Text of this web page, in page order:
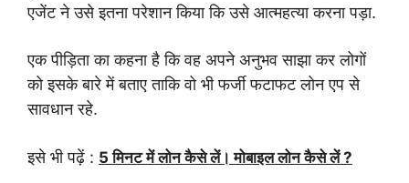
एजेंट नेउसे इतना परेशान किया कि उसे आत्महत्या करना पड़ा.
एक पीड़िता का कहना है कि वह अपने अनुभव साझा कर लोगों
कोइसके बारे में बताए ताकि वो भी फर्जी फटाफट लोन एप से
सावधानरहे.
इसे भी पढ़ें : 5 मिनट में लोन कैसे लें। मोबाइल लोन कैसे लें ?